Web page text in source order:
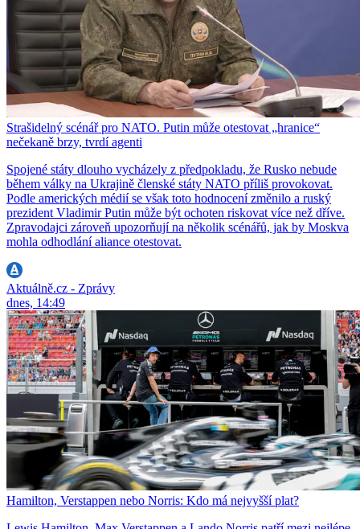
Strašidelný scénář pro NATO. Putin může otestovat „hranice“
nečekaně brzy, tvrdí agenti
Spojené státy dlouho vycházely z předpokladu, že Rusko nebude
během války na Ukrajině členské státy NATO příliš provokovat.
Podle amerických médií se však toto hodnocení změnilo a ruský
prezident Vladimir Putin může být ochoten riskovat více než dříve.
Zpravodajci zároveň upozorňují na několik scénářů, jak by Moskva
mohla odhodlání aliance otestovat.
Aktuálně.cz - Zprávy
dnes, 14:49
Hamilton, Verstappen nebo Norris: Kdo má nejvyšší plat?